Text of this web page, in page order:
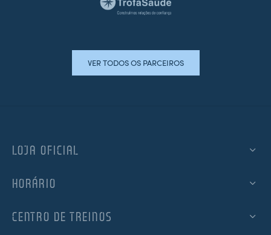
VER TODOS OS PARCEIROS
LOJA OFICIAL
HORÁRIO
CENTRO DE TREINOS